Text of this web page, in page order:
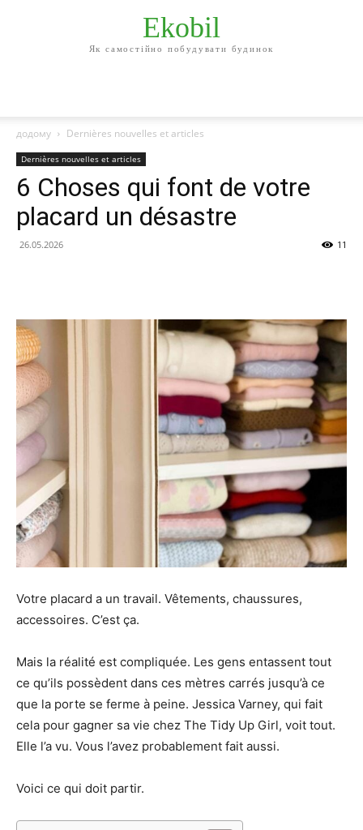
Ekobil
Як самостійно побудувати будинок
додому Dernières nouvelles et articles
Dernières nouvelles et articles
6 Choses qui font de votre
placard un désastre
26.05.2026 11
Votre placard a un travail. Vêtements, chaussures,
accessoires. C’est ça.
Mais la réalité est compliquée. Les gens entassent tout
ce qu’ils possèdent dans ces mètres carrés jusqu’à ce
que la porte se ferme à peine. Jessica Varney, qui fait
cela pour gagner sa vie chez The Tidy Up Girl, voit tout.
Elle l’a vu. Vous l’avez probablement fait aussi.
Voici ce qui doit partir.